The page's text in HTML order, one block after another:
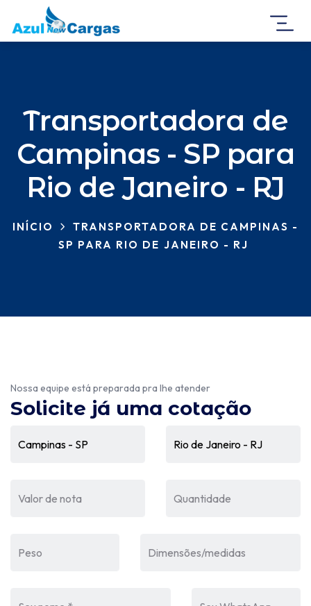
Transportadora de
Campinas - SP para
Rio de Janeiro - RJ
INÍCIO
TRANSPORTADORA DE CAMPINAS -
SP PARA RIO DE JANEIRO - RJ
Nossa equipe está preparada pra lhe atender
Solicite já uma cotação